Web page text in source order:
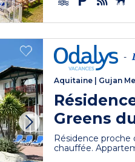
-
Aquitaine Gujan
Greens
Résidence
chauffée.